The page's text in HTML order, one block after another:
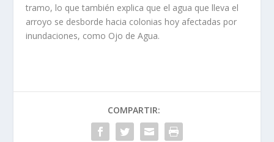
tramo, lo que también explica que el agua que lleva el
arroyo se desborde hacia colonias hoy afectadas por
inundaciones, como Ojo de Agua.
COMPARTIR: